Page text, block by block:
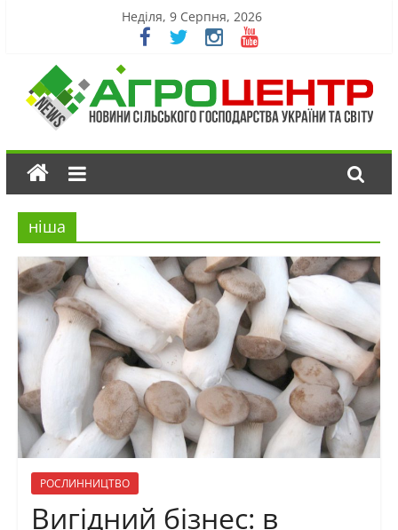
Неділя, 9 Серпня, 2026
ніша
РОСЛИННИЦТВО
Вигідний бізнес: в